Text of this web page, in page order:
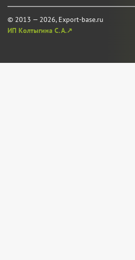
© 2013 — 2026, Export-base.ru
ИП Колтыгина С. А.↗